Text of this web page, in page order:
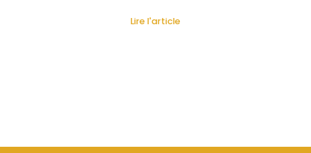
Lire l'article